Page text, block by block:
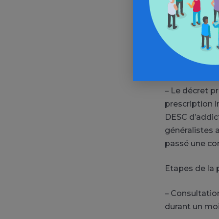
La DGS va
santé , qui
– Un projet
ppmv ont
– Le décret
prescription
DESC
généralistes
passé une
Etapes de la
–
durant un